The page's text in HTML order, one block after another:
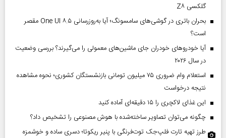
گلکسی Z۸
بحران باتری در گوشی‌های سامسونگ؛ آیا به‌روزرسانی One UI ۸.۵ مقصر
است؟
آیا خودروهای خودران جای ماشین‌های معمولی را می‌گیرند؟ بررسی وضعیت
در سال ۲۰۲۶
استعلام وام ضروری ۷۵ میلیون تومانی بازنشستگان کشوری؛ نحوه مشاهده
نتیجه درخواست
این غذای لاکچری را ۱۵ دقیقه‌ای آماده کنید
چگونه می‌توان تصاویر ساخته‌شده با هوش مصنوعی را تشخیص داد؟
طرز تهیه تارت فلپ‌جک توت‌فرنگی با پنیر ریکوتا؛ دسری ساده و خوشمزه